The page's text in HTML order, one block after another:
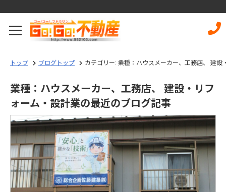
トップ ブログトップ カテゴリー: 業種：ハウスメーカー、工務店、 建設
業種：ハウスメーカー、工務店、 建設・リフ
ォーム・設計業の最近のブログ記事